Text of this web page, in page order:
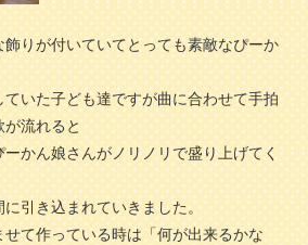
りが付いていてとっても素敵なぴーか
いた子ども達ですが曲に合わせて手拍
が流れると
かん娘さんがノリノリで盛り上げてく
引き込まれていきました。
て作っている時は「何が出来るかな